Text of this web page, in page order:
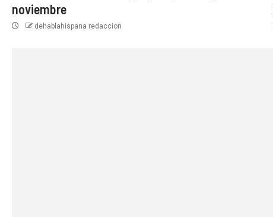
noviembre
dehablahispana redaccion